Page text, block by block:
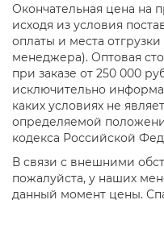
Окончательная цена на
исходя из условия
оплаты и места
менеджера). Оптовая
при заказе от 250 000
исключительно
каких условиях не
определяемой
кодекса Российской
В связи с внешними
пожалуйста, у наших
данный момент цены.